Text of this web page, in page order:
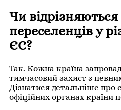
Чи
переселенців у
ЄС?
Так. Кожна країна
тимчасовий захист з
Дізнатися детальніше про
офіційних органах країни